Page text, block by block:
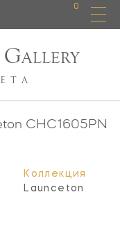
0
GALLERY
CHC1605PN
Коллекция
Launceton